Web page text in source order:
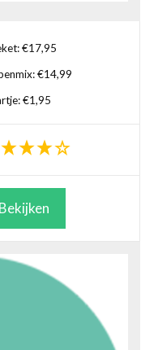
€17,95
€14,99
€1,95
Bekijken